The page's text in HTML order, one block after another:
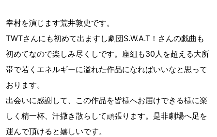
幸村を演じます荒井敦史です。
TWTさんにも初めて出ますし劇団S.W.A.T！さんの戯曲も
初めてなので楽しみ尽くしです。座組も30人を超える大所
帯で若くエネルギーに溢れた作品になればいいなと思って
おります。
出会いに感謝して、この作品を皆様へお届けできる様に楽
しく精一杯、汗撒き散らして頑張ります。是非劇場へ足を
運んで頂けると嬉しいです。